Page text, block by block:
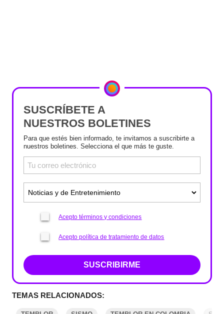
SUSCRÍBETE A
NUESTROS BOLETINES
Para que estés bien informado, te invitamos a suscribirte a
nuestros boletines. Selecciona el que más te guste.
Acepto términos y condiciones
Acepto política de tratamiento de datos
SUSCRIBIRME
TEMAS RELACIONADOS: